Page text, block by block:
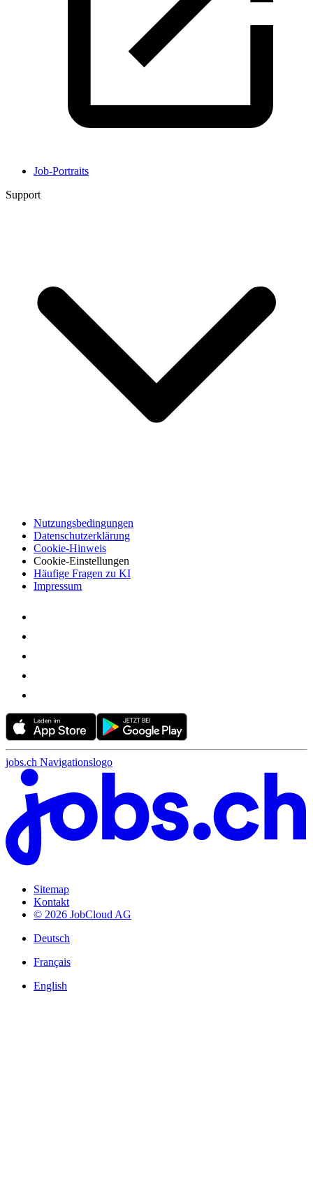
Job-Portraits
Support
Nutzungsbedingungen
Datenschutzerklärung
Cookie-Hinweis
Cookie-Einstellungen
Häufige Fragen zu KI
Impressum
jobs.ch Navigationslogo
Sitemap
Kontakt
© 2026 JobCloud AG
Deutsch
Français
English